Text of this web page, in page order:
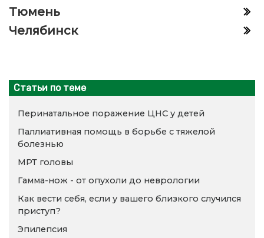
Тюмень
Челябинск
Статьи по теме
Перинатальное поражение ЦНС у детей
Паллиативная помощь в борьбе с тяжелой
болезнью
МРТ головы
Гамма-нож - от опухоли до неврологии
Как вести себя, если у вашего близкого случился
приступ?
Эпилепсия